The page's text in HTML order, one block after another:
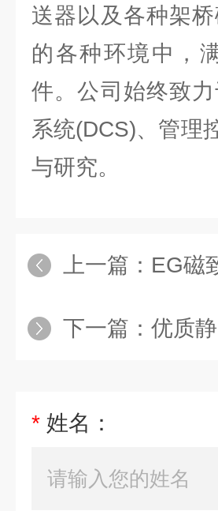
送器以及各种架
的各种环境中，
件。公司始终致
系统(DCS)、管理
与研究。
上一篇： EG磁
下一篇： 优质
* 姓名：